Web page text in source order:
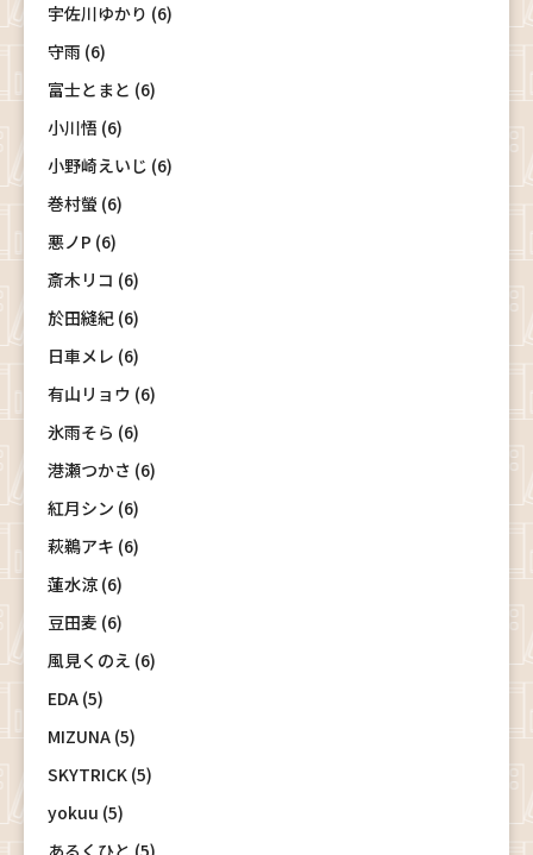
宇佐川ゆかり (6)
守雨 (6)
富士とまと (6)
小川悟 (6)
小野崎えいじ (6)
巻村螢 (6)
悪ノP (6)
斎木リコ (6)
於田縫紀 (6)
日車メレ (6)
有山リョウ (6)
氷雨そら (6)
港瀬つかさ (6)
紅月シン (6)
萩鵜アキ (6)
蓮水涼 (6)
豆田麦 (6)
風見くのえ (6)
EDA (5)
MIZUNA (5)
SKYTRICK (5)
yokuu (5)